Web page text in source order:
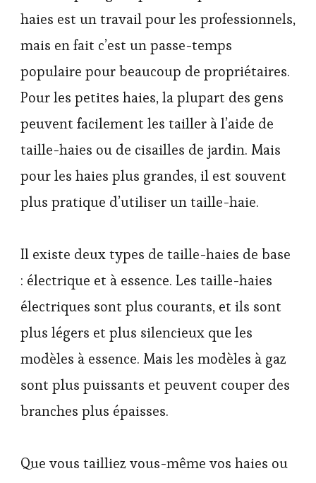
haies est un travail pour les professionnels,
mais en fait c’est un passe-temps
populaire pour beaucoup de propriétaires.
Pour les petites haies, la plupart des gens
peuvent facilement les tailler à l’aide de
taille-haies ou de cisailles de jardin. Mais
pour les haies plus grandes, il est souvent
plus pratique d’utiliser un taille-haie.
Il existe deux types de taille-haies de base
: électrique et à essence. Les taille-haies
électriques sont plus courants, et ils sont
plus légers et plus silencieux que les
modèles à essence. Mais les modèles à gaz
sont plus puissants et peuvent couper des
branches plus épaisses.
Que vous tailliez vous-même vos haies ou